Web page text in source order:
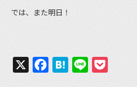
では、また明日！
X Facebook
Hatena
Line